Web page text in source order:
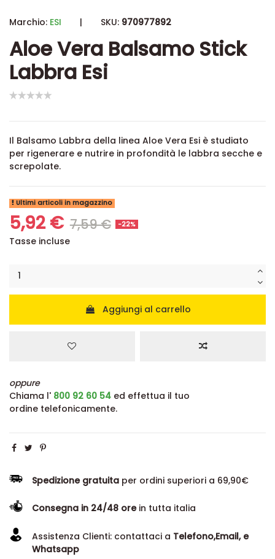
Marchio: ESI | SKU: 970977892
Aloe Vera Balsamo Stick
Labbra Esi
Il Balsamo Labbra della linea Aloe Vera Esi è studiato
per rigenerare e nutrire in profondità le labbra secche e
screpolate.
Ultimi articoli in magazzino
5,92 € 7,59 € -22%
Tasse incluse
Aggiungi al carrello
oppure
Chiama l' 800 92 60 54 ed effettua il tuo
ordine telefonicamente.
Spedizione gratuita per ordini superiori a 69,90€
Consegna in 24/48 orein tutta italia
Assistenza Clienti: contattaci a Telefono,Email, e
Whatsapp